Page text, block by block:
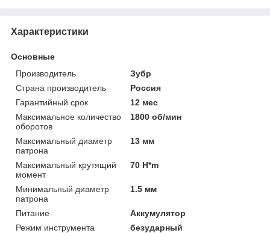
Характеристики
Основные
Производитель
Зубр
Страна производитель
Россия
Гарантийный срок
12 мес
Максимальное количество
оборотов
1800 об/мин
Максимальный диаметр
патрона
13 мм
Максимальный крутящий
момент
70 H*m
Минимальный диаметр
патрона
1.5 мм
Питание
Аккумулятор
Режим инструмента
безударный